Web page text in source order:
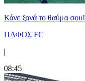
Κάνε ξανά το θαύμα σου!
ΠΑΦΟΣ FC
|
08:45